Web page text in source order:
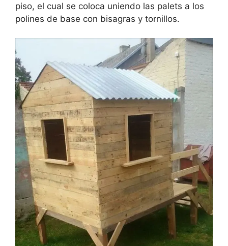
piso, el cual se coloca uniendo las palets a los
polines de base con bisagras y tornillos.